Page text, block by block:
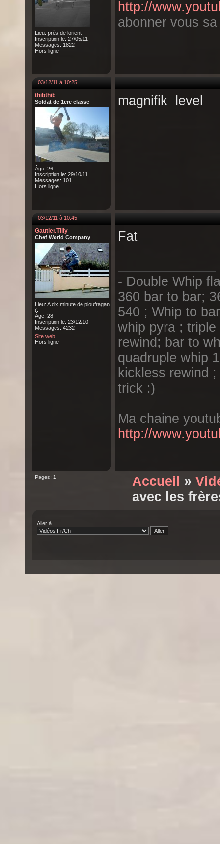
Lieu: près de lorient
Inscription le: 27/05/11
Messages: 1822
Hors ligne
http://
abonner vous
03/12/11 à 10:25
thibthib
Soldat de 1ere classe
Âge: 26
Inscription le: 29/10/11
Messages: 101
Hors ligne
magnifik level
03/12/11 à 10:45
Gautier.Tilly
Chef World Company
Lieu: A dix minute de ploufragan
(:
Âge: 28
Inscription le: 23/12/10
Messages: 4232
Site web
Hors ligne
Fat
- Double Whip
360 bar to bar;
540 ; Whip to
whip pyra ;
rewind; bar to
quadruple whip
kickless rewind
trick :)
Ma chaine
http://
Pages: 1 Accueil »
avec les
Aller à